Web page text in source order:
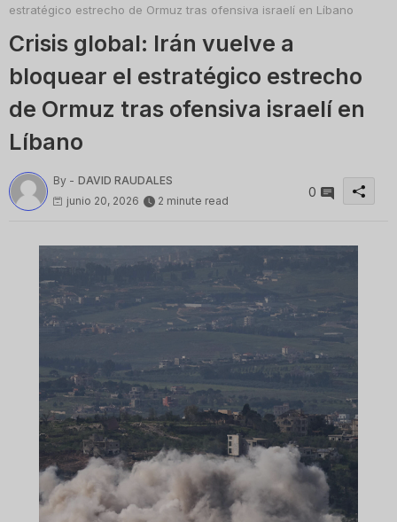
estratégico estrecho de Ormuz tras ofensiva israelí en Líbano
Crisis global: Irán vuelve a
bloquear el estratégico estrecho
de Ormuz tras ofensiva israelí en
Líbano
By - DAVID RAUDALES
junio 20, 2026
2 minute read
0